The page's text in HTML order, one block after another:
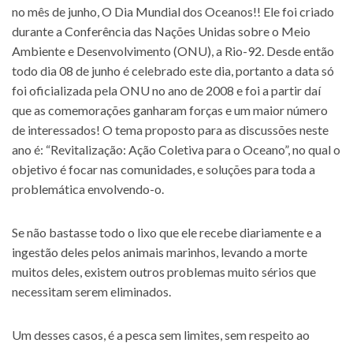
no mês de junho, O Dia Mundial dos Oceanos!! Ele foi criado
durante a Conferência das Nações Unidas sobre o Meio
Ambiente e Desenvolvimento (ONU), a Rio-92. Desde então
todo dia 08 de junho é celebrado este dia, portanto a data só
foi oficializada pela ONU no ano de 2008 e foi a partir daí
que as comemorações ganharam forças e um maior número
de interessados! O tema proposto para as discussões neste
ano é: “Revitalização: Ação Coletiva para o Oceano”, no qual o
objetivo é focar nas comunidades, e soluções para toda a
problemática envolvendo-o.
Se não bastasse todo o lixo que ele recebe diariamente e a
ingestão deles pelos animais marinhos, levando a morte
muitos deles, existem outros problemas muito sérios que
necessitam serem eliminados.
Um desses casos, é a pesca sem limites, sem respeito ao